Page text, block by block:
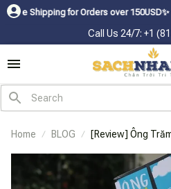
for Orders over 150USDㅤ✨Chúc
Call Us 24/7: +1
Home BLOG
[Review] Ông